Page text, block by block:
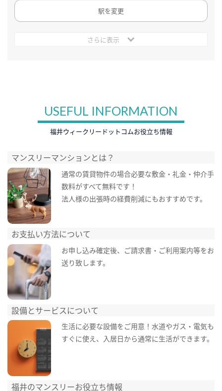
駅を変更
さらに表示
USEFUL INFORMATION
福井ウィークリードットコムお役立ち情報
マンスリーマンションとは？
通常の賃貸物件の場合必要な敷金・礼金・仲介手
数料がすべて無料です！
法人様の出張時の経費削減にもおすすめです。
お支払い方法について
お申し込み確定後、ご請求書・ご利用案内等をお
送り致します。
設備とサービスについて
生活に必要な設備をご用意！水道やガス・電気も
すぐに使え、入居日から通常に生活ができます。
福井のマンスリーお役立ち情報